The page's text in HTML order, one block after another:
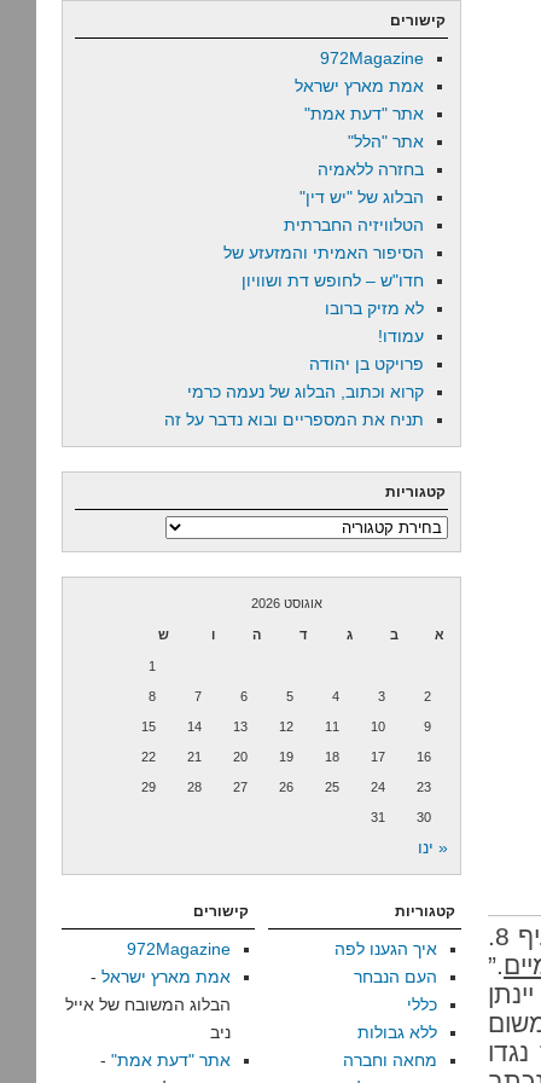
החלקים המעניינים מבחינתנו במסמך הם סעיף 6א’ וסעיף 8.
.”
קישורים
972Magazine
אמת מארץ ישראל
אתר "דעת אמת"
אתר "הלל"
בחזרה ללאמיה
הבלוג של "יש דין"
הטלוויזיה החברתית
הסיפור האמיתי והמזעזע של
חדו"ש – לחופש דת ושוויון
לא מזיק ברובו
עמודו!
פרויקט בן יהודה
קרוא וכתוב, הבלוג של נעמה כרמי
תניח את המספריים ובוא נדבר על זה
קטגוריות
קטגוריות
אוגוסט 2026
א ב ג ד ה ו ש
1
2
3
4
5
6
7
8
9
10
11
12
13
14
15
16
17
18
19
20
21
22
23
24
25
26
27
28
29
30
31
« ינו
קטגוריות
איך הגענו לפה
העם הנבחר
כללי
ללא גבולות
מחאה וחברה
קישורים
972Magazine
אמת מארץ ישראל -
הבלוג המשובח של אייל
ניב
אתר "דעת אמת" -